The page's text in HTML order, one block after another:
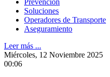
Soluciones
Operadores de Transporte
Aseguramiento
Leer más ...
Miércoles, 12 Noviembre 2025
00:06